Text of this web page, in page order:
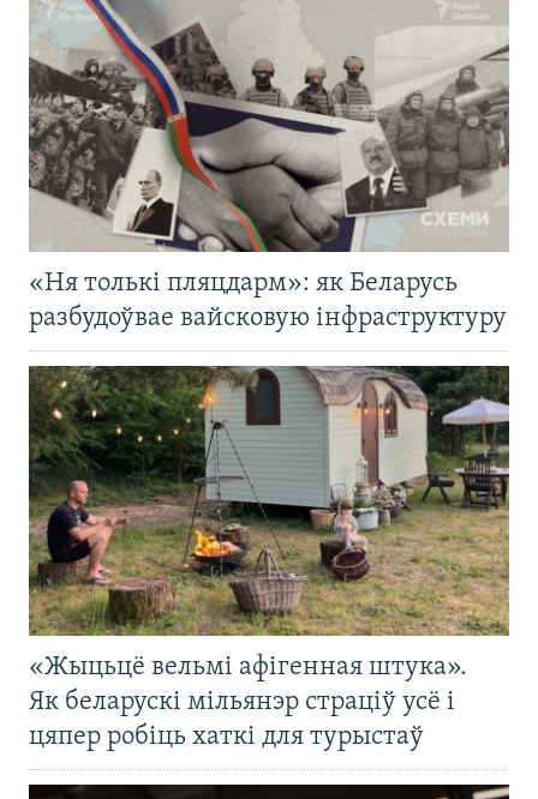
«Ня толькі пляцдарм»: як Беларусь
разбудоўвае вайсковую інфраструктуру
«Жыцьцё вельмі афігенная штука».
Як беларускі мільянэр страціў усё і
цяпер робіць хаткі для турыстаў